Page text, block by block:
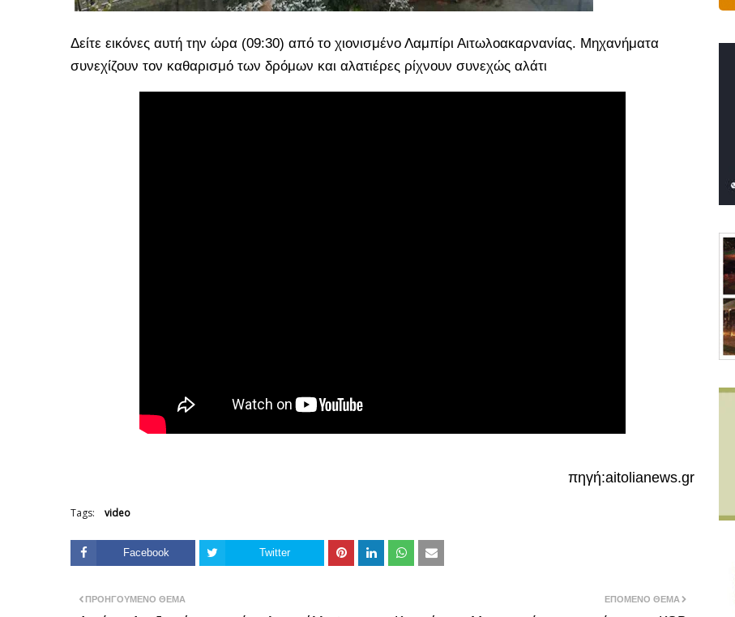
Δείτε εικόνες αυτή την ώρα (09:30) από το χιονισμένο Λαμπίρι Αιτωλοακαρνανίας. Μηχανήματα
συνεχίζουν τον καθαρισμό των δρόμων και αλατιέρες ρίχνουν συνεχώς αλάτι
πηγή:aitolianews.gr
Tags: video
Facebook Twitter
ΕΠΌΜΕΝΟ ΘΈΜΑ
ΠΡΟΗΓΟΎΜΕΝΟ ΘΈΜΑ